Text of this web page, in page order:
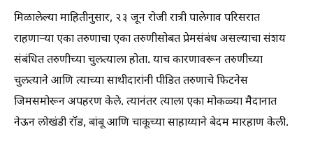
मिळालेल्या माहितीनुसार, २३ जून रोजी रात्री पालेगाव परिसरात
राहणाऱ्या एका तरुणाचा एका तरुणीसोबत प्रेमसंबंध असल्याचा संशय
संबंधित तरुणीच्या चुलत्याला होता. याच कारणावरून तरुणीच्या
चुलत्याने आणि त्याच्या साथीदारांनी पीडित तरुणाचे फिटनेस
जिमसमोरून अपहरण केले. त्यानंतर त्याला एका मोकळ्या मैदानात
नेऊन लोखंडी रॉड, बांबू आणि चाकूच्या साहाय्याने बेदम मारहाण केली.